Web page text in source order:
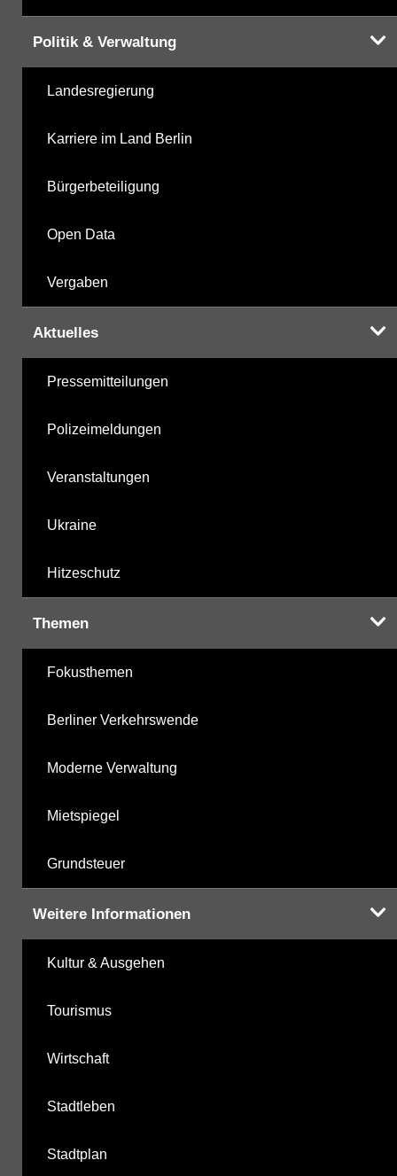
Politik & Verwaltung
Landesregierung
Karriere im Land Berlin
Bürgerbeteiligung
Open Data
Vergaben
Aktuelles
Pressemitteilungen
Polizeimeldungen
Veranstaltungen
Ukraine
Hitzeschutz
Themen
Fokusthemen
Berliner Verkehrswende
Moderne Verwaltung
Mietspiegel
Grundsteuer
Weitere Informationen
Kultur & Ausgehen
Tourismus
Wirtschaft
Stadtleben
Stadtplan